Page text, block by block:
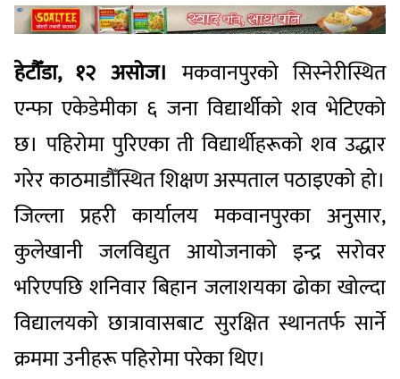
हेटौँडा, १२ असोज। मकवानपुरको सिस्नेरीस्थित
एन्फा एकेडेमीका ६ जना विद्यार्थीको शव भेटिएको
छ। पहिरोमा पुरिएका ती विद्यार्थीहरूको शव उद्धार
गरेर काठमाडौँस्थित शिक्षण अस्पताल पठाइएको हो।
जिल्ला प्रहरी कार्यालय मकवानपुरका अनुसार,
कुलेखानी जलविद्युत आयोजनाको इन्द्र सरोवर
भरिएपछि शनिवार बिहान जलाशयका ढोका खोल्दा
विद्यालयको छात्रावासबाट सुरक्षित स्थानतर्फ सार्ने
क्रममा उनीहरू पहिरोमा परेका थिए।